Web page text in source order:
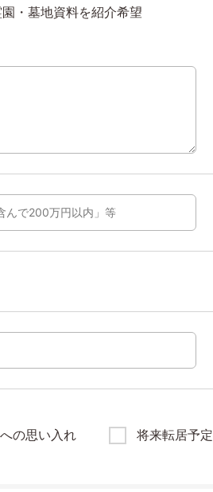
・墓地資料を紹介希望
の思い入れ 将来転居予定